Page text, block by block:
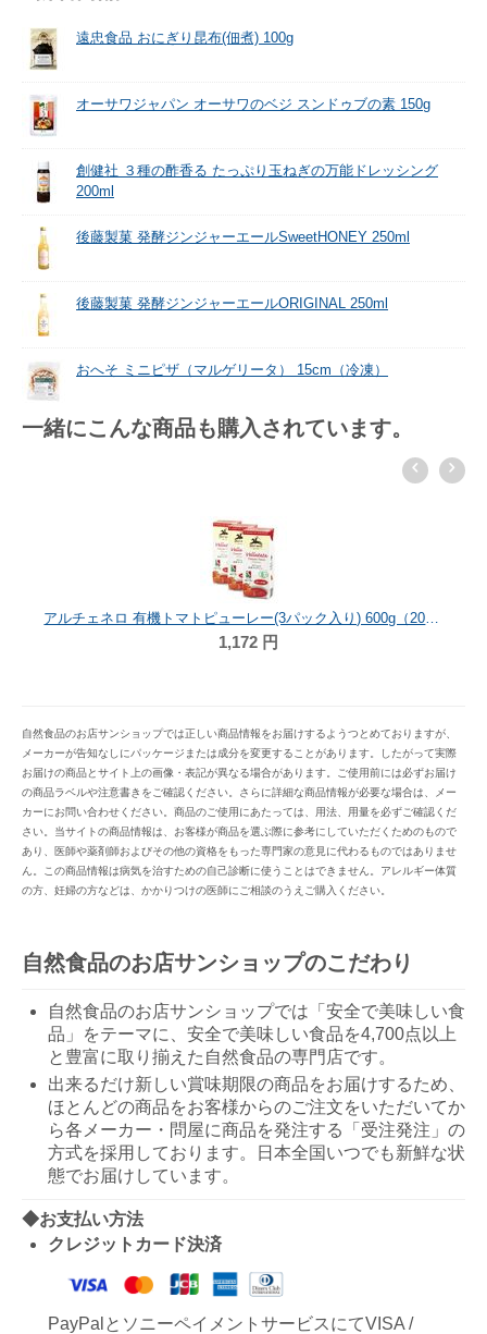
遠忠食品 おにぎり昆布(佃煮) 100g
オーサワジャパン オーサワのベジ スンドゥブの素 150g
創健社 ３種の酢香る たっぷり玉ねぎの万能ドレッシング
200ml
後藤製菓 発酵ジンジャーエールSweetHONEY 250ml
後藤製菓 発酵ジンジャーエールORIGINAL 250ml
おへそ ミニピザ（マルゲリータ） 15cm（冷凍）
一緒にこんな商品も購入されています。
1,172 円
自然食品のお店サンショップでは正しい商品情報をお届けするようつとめておりますが、
メーカーが告知なしにパッケージまたは成分を変更することがあります。したがって実際
お届けの商品とサイト上の画像・表記が異なる場合があります。ご使用前には必ずお届け
の商品ラベルや注意書きをご確認ください。さらに詳細な商品情報が必要な場合は、メー
カーにお問い合わせください。商品のご使用にあたっては、用法、用量を必ずご確認くだ
さい。当サイトの商品情報は、お客様が商品を選ぶ際に参考にしていただくためのもので
あり、医師や薬剤師およびその他の資格をもった専門家の意見に代わるものではありませ
ん。この商品情報は病気を治すための自己診断に使うことはできません。アレルギー体質
の方、妊婦の方などは、かかりつけの医師にご相談のうえご購入ください。
自然食品のお店サンショップのこだわり
自然食品のお店サンショップでは「安全で美味しい食
品」をテーマに、安全で美味しい食品を4,700点以上
と豊富に取り揃えた自然食品の専門店です。
出来るだけ新しい賞味期限の商品をお届けするため、
ほとんどの商品をお客様からのご注文をいただいてか
ら各メーカー・問屋に商品を発注する「受注発注」の
方式を採用しております。日本全国いつでも新鮮な状
態でお届けしています。
◆お支払い方法
クレジットカード決済
PayPalとソニーペイメントサービスにてVISA /